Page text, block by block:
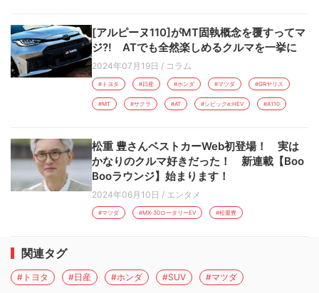
[アルピーヌ110]がMT固執概念を覆すってマ
ジ?! ATでも全然楽しめるクルマを一挙に
2024年07月19日 / コラム
#トヨタ #日産 #ホンダ #マツダ #GRヤリス
#MT #サクラ #AT #シビックe:HEV #A110
松重 豊さんベストカーWeb初登場！ 実は
かなりのクルマ好きだった！ 新連載【Boo
Booラウンジ】始まります！
2024年06月10日 / エンタメ
#マツダ #MX-30ロータリーEV #松重豊
関連タグ
#トヨタ #日産 #ホンダ #SUV #マツダ